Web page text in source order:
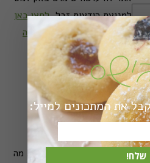
למניעת הודעות זבל.לחצו כאן
כדי ללמוד איך נתוני התגובה
וכאן אשמח לחלוק איתכם את מה
את המתכונים למייל:
שלח!